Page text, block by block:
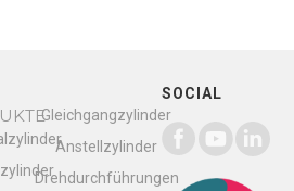
Gleichgangzylinder
Anstellzylinder
Drehdurchführungen
SOCIAL